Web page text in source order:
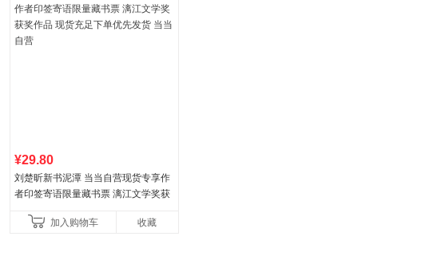
电脑办公
大家电
¥29.80
刘楚昕新书泥潭 当当自营现货专享作
者印签寄语限量藏书票 漓江文学奖获
加入购物车 收藏